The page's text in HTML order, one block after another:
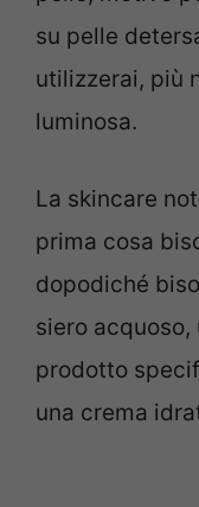
su pelle
utilizzerai, più
luminosa.
La skincare
prima cosa
dopodiché
siero acquoso,
prodotto
una crema